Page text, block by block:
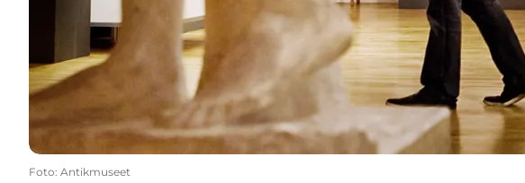
Foto: Antikmuseet